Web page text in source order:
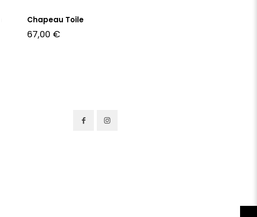
Chapeau Toile
67,00 €